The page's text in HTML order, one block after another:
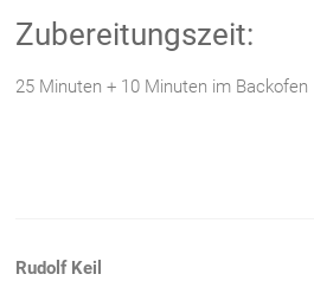
Zubereitungszeit:
25 Minuten + 10 Minuten im Backofen
Rudolf Keil